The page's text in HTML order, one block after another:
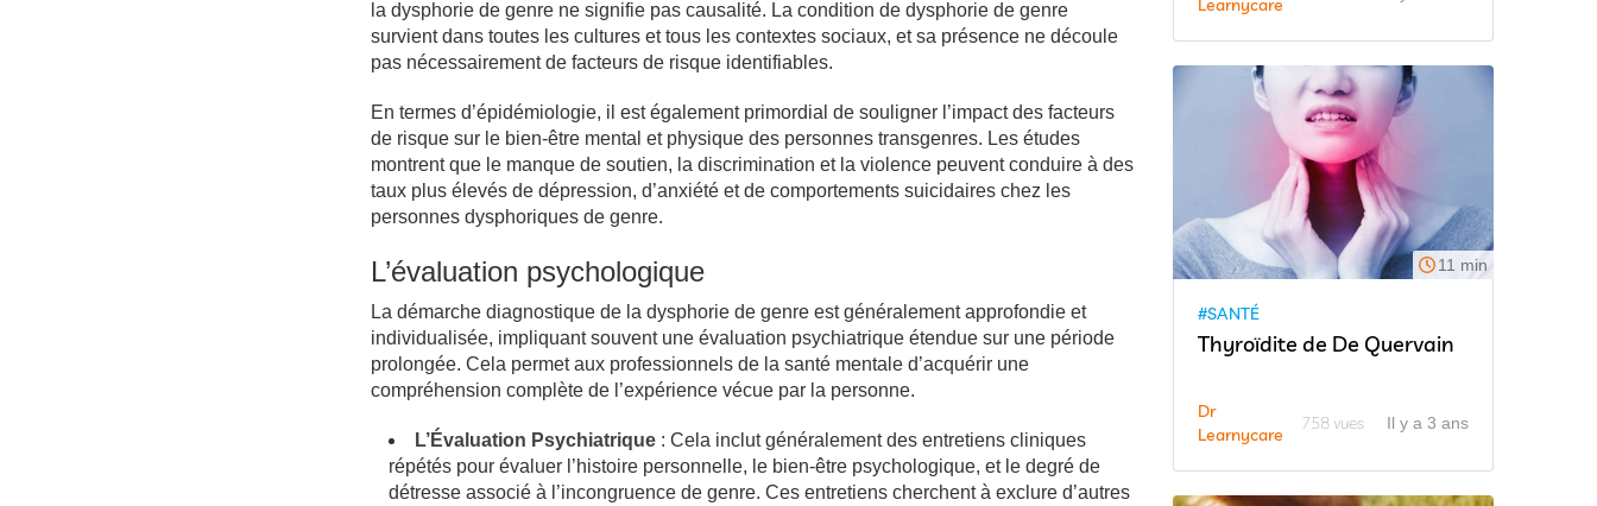
la dysphorie de genre ne signifie pas causalité. La condition de dysphorie de genre
survient dans toutes les cultures et tous les contextes sociaux, et sa présence ne découle
pas nécessairement de facteurs de risque identifiables.
En termes d’épidémiologie, il est également primordial de souligner l’impact des facteurs
de risque sur le bien-être mental et physique des personnes transgenres. Les études
montrent que le manque de soutien, la discrimination et la violence peuvent conduire à des
taux plus élevés de dépression, d’anxiété et de comportements suicidaires chez les
personnes dysphoriques de genre.
L’évaluation psychologique
La démarche diagnostique de la dysphorie de genre est généralement approfondie et
individualisée, impliquant souvent une évaluation psychiatrique étendue sur une période
prolongée. Cela permet aux professionnels de la santé mentale d’acquérir une
compréhension complète de l’expérience vécue par la personne.
L’Évaluation Psychiatrique : Cela inclut généralement des entretiens cliniques
répétés pour évaluer l’histoire personnelle, le bien-être psychologique, et le degré de
détresse associé à l’incongruence de genre. Ces entretiens cherchent à exclure d’autres
Learnycare
11 min
#SANTÉ
Thyroïdite de De Quervain
Dr
Learnycare
758 vues Il y a 3 ans